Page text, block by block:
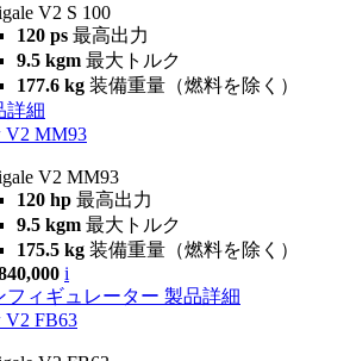
V2 S 100
120 ps 最高出力
9.5 kgm 最大トルク
177.6 kg 装備重量（燃料を除く）
詳細
V2 MM93
V2 MM93
120 hp 最高出力
9.5 kgm 最大トルク
175.5 kg 装備重量（燃料を除く）
i
フィギュレーター 製品詳細
V2 FB63